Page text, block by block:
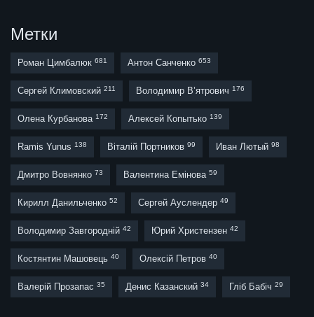
Метки
Роман Цимбалюк 681 Антон Санченко 653
Сергей Климовский 211 Володимир В’ятрович 176
Олена Курбанова 172 Алексей Копытько 139
Ramis Yunus 138 Віталій Портников 99 Иван Лютый 98
Дмитро Вовнянко 73 Валентина Емінова 59
Кирилл Данильченко 52 Сергей Ауслендер 49
Володимир Завгородній 42 Юрий Христензен 42
Костянтин Машовець 40 Олексій Петров 40
Валерій Прозапас 35 Денис Казанский 34 Гліб Бабіч 29